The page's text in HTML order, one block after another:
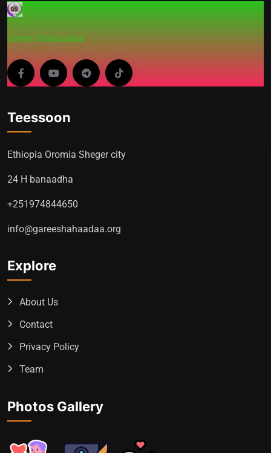
Garee-Shahaadaa
Teessoon
Ethiopia Oromia Sheger city
24 H banaadha
+251974844650
info@gareeshahaadaa.org
Explore
About Us
Contact
Privacy Policy
Team
Photos Gallery